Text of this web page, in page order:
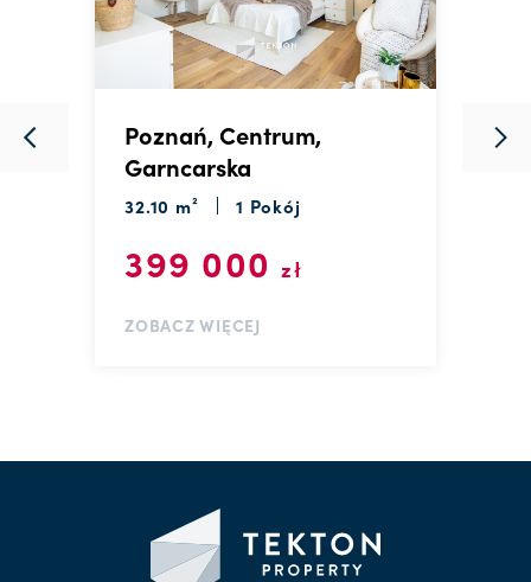
Poznań, Centrum,
Garncarska
32.10 m² 1 Pokój
399 000 zł
ZOBACZ WIĘCEJ